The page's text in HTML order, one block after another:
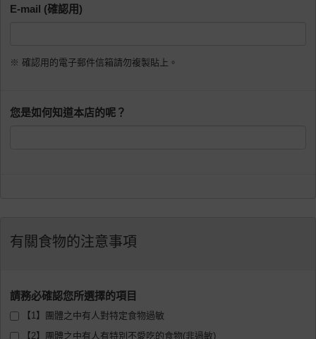
E-mail (確認用)
※ 確認用的電子郵件信箱請勿複製貼上。
您是如何知道本店的呢？
有關食物的注意事項
請務必確認您所選擇的項目
【1】團體之中有人對特定食物過敏
【2】團體之中有人有特別不愛吃的食物(非過敏)